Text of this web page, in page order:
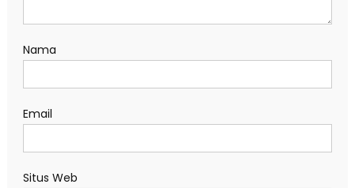
Nama
Email
Situs Web